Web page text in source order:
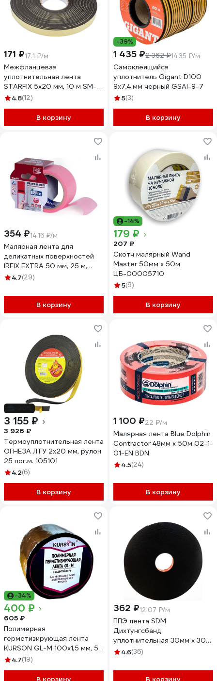
171 ₽17.1 ₽/м
Межфланцевая
уплотнительная лента
STARFIX 5x20 мм, 10 м SM-
63136-1
4.8(12)
В корзину
-39%
1 435 ₽2 362 ₽14.35 ₽/м
Самоклеящийся
уплотнитель Gigant D100
9х7,4 мм черный GSAI-9-7
5(3)
В корзину
354 ₽14.16 ₽/м
Малярная лента для
деликатных поверхностей
IRFIX EXTRA 50 мм, 25 м,
розовая Mr.SiL 30082
4.7(29)
В корзину
-14%
179 ₽
207 ₽
Скотч малярный Wand
Master 50мм х 50м
ЦБ-00005710
5(9)
В корзину
3 155 ₽
3 926 ₽
Термоуплотнительная лента
ОГНЕЗА ЛТУ 2х20 мм, рулон
25 пог.м. 105101
4.2(6)
В корзину
1 100 ₽22 ₽/м
Малярная лента Blue Dolphin
Contractor 48мм х 50м 02-1-
01-EN BDN
4.5(24)
В корзину
-34%
400 ₽
605 ₽
Полимерная
герметизирующая лента
KURSON GL-M 100х1,5 мм, 5
м 4603378024317
4.7(19)
В корзину
362 ₽12.07 ₽/м
ППЭ лента SDM
Дихтунгсбанд
уплотнительная 30мм х 30м
Professional PRO 00-
4.6(36)
В корзину